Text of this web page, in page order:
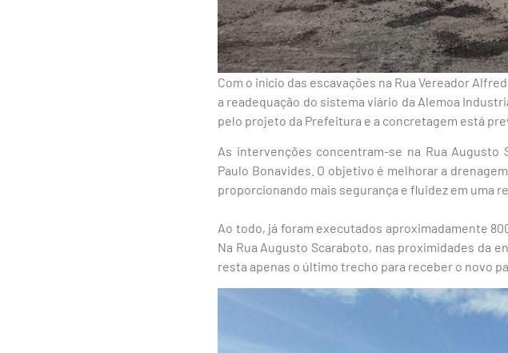
Com o início das escavações na Rua Vereador
a readequação do sistema viário da Alemoa
pelo projeto da Prefeitura e a concretagem está
As intervenções concentram-se na Rua Augusto
Paulo Bonavides. O objetivo é melhorar a
proporcionando mais segurança e fluidez em uma
Ao todo, já foram executados aproximadamente
Na Rua Augusto Scaraboto, nas proximidades da
resta apenas o último trecho para receber o novo